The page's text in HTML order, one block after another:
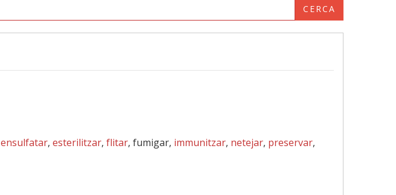
CERCA
ensulfatar, esterilitzar, flitar, fumigar, immunitzar, netejar, preservar,